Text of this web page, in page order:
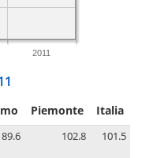
2011
Piemonte Italia
89.6 102.8 101.5